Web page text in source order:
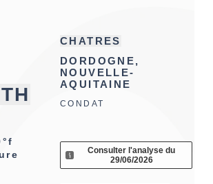
CHATRES
DORDOGNE,
NOUVELLE-
AQUITAINE
CONDAT
Consulter l'analyse du
29/06/2026